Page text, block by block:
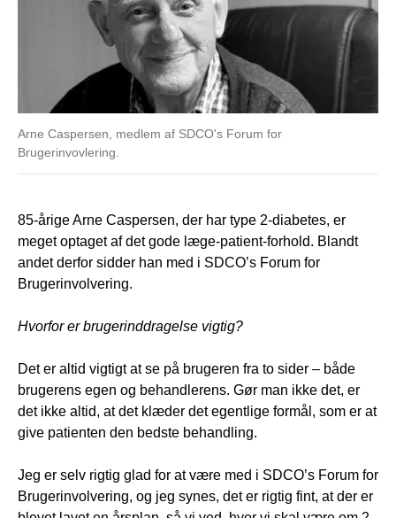
Arne Caspersen, medlem af SDCO's Forum for
Brugerinvovlering.
85-årige Arne Caspersen, der har type 2-diabetes, er
meget optaget af det gode læge-patient-forhold. Blandt
andet derfor sidder han med i SDCO’s Forum for
Brugerinvolvering.
Hvorfor er brugerinddragelse vigtig?
Det er altid vigtigt at se på brugeren fra to sider – både
brugerens egen og behandlerens. Gør man ikke det, er
det ikke altid, at det klæder det egentlige formål, som er at
give patienten den bedste behandling.
Jeg er selv rigtig glad for at være med i SDCO’s Forum for
Brugerinvolvering, og jeg synes, det er rigtig fint, at der er